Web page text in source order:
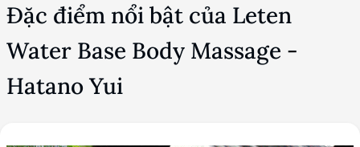
Đặc điểm nổi bật của Leten
Water Base Body Massage -
Hatano Yui